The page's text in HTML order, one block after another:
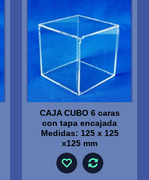
CAJA CUBO 6 caras
con tapa encajada
Medidas: 125 x 125
x125 mm